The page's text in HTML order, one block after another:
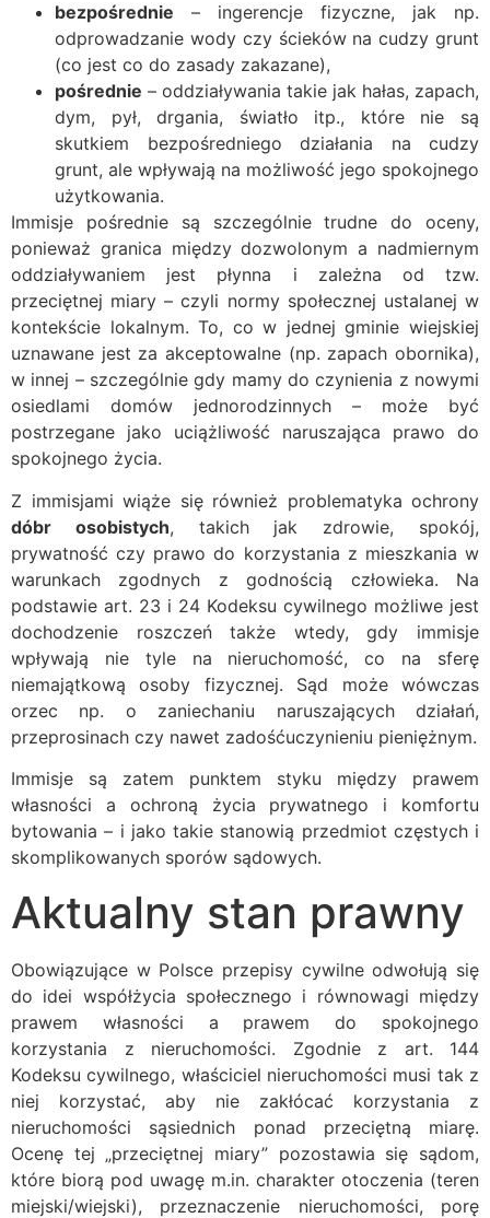
bezpośrednie – ingerencje fizyczne, jak np.
odprowadzanie wody czy ścieków na cudzy grunt
(co jest co do zasady zakazane),
pośrednie – oddziaływania takie jak hałas, zapach,
dym, pył, drgania, światło itp., które nie są
skutkiem bezpośredniego działania na cudzy
grunt, ale wpływają na możliwość jego spokojnego
użytkowania.
Immisje pośrednie są szczególnie trudne do oceny,
ponieważ granica między dozwolonym a nadmiernym
oddziaływaniem jest płynna i zależna od tzw.
przeciętnej miary – czyli normy społecznej ustalanej w
kontekście lokalnym. To, co w jednej gminie wiejskiej
uznawane jest za akceptowalne (np. zapach obornika),
w innej – szczególnie gdy mamy do czynienia z nowymi
osiedlami domów jednorodzinnych – może być
postrzegane jako uciążliwość naruszająca prawo do
spokojnego życia.
Z immisjami wiąże się również problematyka ochrony
dóbr osobistych, takich jak zdrowie, spokój,
prywatność czy prawo do korzystania z mieszkania w
warunkach zgodnych z godnością człowieka. Na
podstawie art. 23 i 24 Kodeksu cywilnego możliwe jest
dochodzenie roszczeń także wtedy, gdy immisje
wpływają nie tyle na nieruchomość, co na sferę
niemajątkową osoby fizycznej. Sąd może wówczas
orzec np. o zaniechaniu naruszających działań,
przeprosinach czy nawet zadośćuczynieniu pieniężnym.
Immisje są zatem punktem styku między prawem
własności a ochroną życia prywatnego i komfortu
bytowania – i jako takie stanowią przedmiot częstych i
skomplikowanych sporów sądowych.
Aktualny stan prawny
Obowiązujące w Polsce przepisy cywilne odwołują się
do idei współżycia społecznego i równowagi między
prawem własności a prawem do spokojnego
korzystania z nieruchomości. Zgodnie z art. 144
Kodeksu cywilnego, właściciel nieruchomości musi tak z
niej korzystać, aby nie zakłócać korzystania z
nieruchomości sąsiednich ponad przeciętną miarę.
Ocenę tej „przeciętnej miary” pozostawia się sądom,
które biorą pod uwagę m.in. charakter otoczenia (teren
miejski/wiejski), przeznaczenie nieruchomości, porę